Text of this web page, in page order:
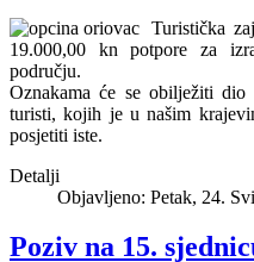
Turistička
19.000,00 kn potpore za
području.
Oznakama će se obilježiti
turisti, kojih je u našim
posjetiti iste.
Detalji
Objavljeno: Petak, 24.
Poziv na 15.